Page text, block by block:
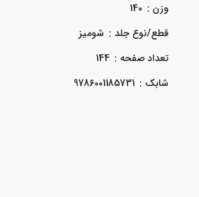
وزن : 140
قطع/نوع جلد : شوميز
تعداد صفحه : 144
شابک : 9786001185731